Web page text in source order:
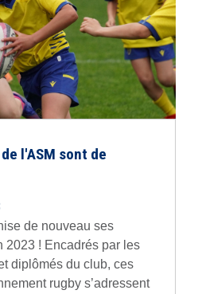
l'ASM sont de
de nouveau ses
2023 ! Encadrés par les
diplômés du club, ces
rugby s’adressent